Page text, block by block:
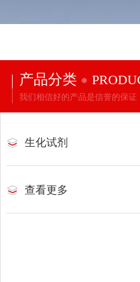
产品分类
我们相信好的产品是信誉的保证
生化试剂
查看更多